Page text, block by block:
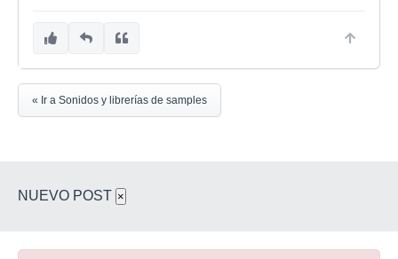
« Ir a Sonidos y librerías de samples
NUEVO POST ×